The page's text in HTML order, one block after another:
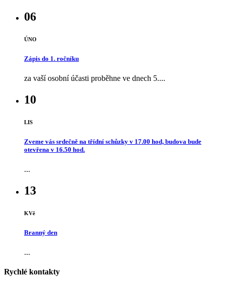
06
ÚNO
Zápis do 1. ročníku
za vaší osobní účasti proběhne ve dnech 5....
10
LIS
Zveme vás srdečně na třídní schůzky v 17.00 hod, budova bude
otevřena v 16.50 hod.
...
13
KVě
Branný den
...
Rychlé kontakty